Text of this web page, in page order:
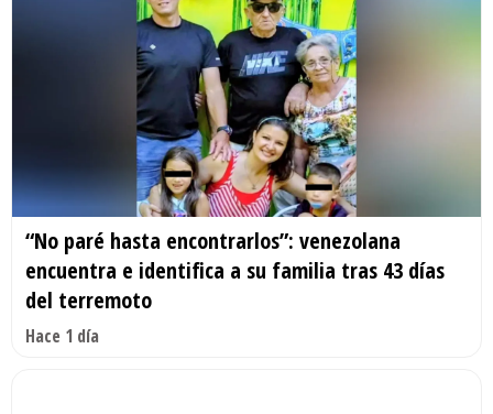
“No paré hasta encontrarlos”: venezolana
encuentra e identifica a su familia tras 43 días
del terremoto
Hace 1 día